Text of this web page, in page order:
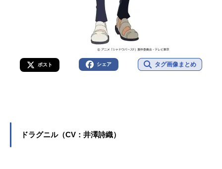
ポスト シェア タグ画像まとめ
ドラグニル（CV：井澤詩織）